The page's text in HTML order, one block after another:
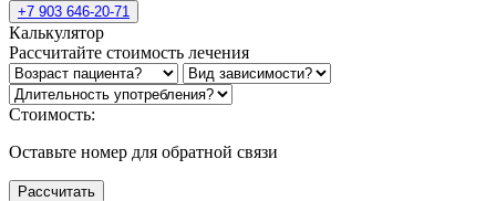
+7 903 646-20-71
Калькулятор
Рассчитайте стоимость лечения
Стоимость:
Оставьте номер для обратной связи
Рассчитать